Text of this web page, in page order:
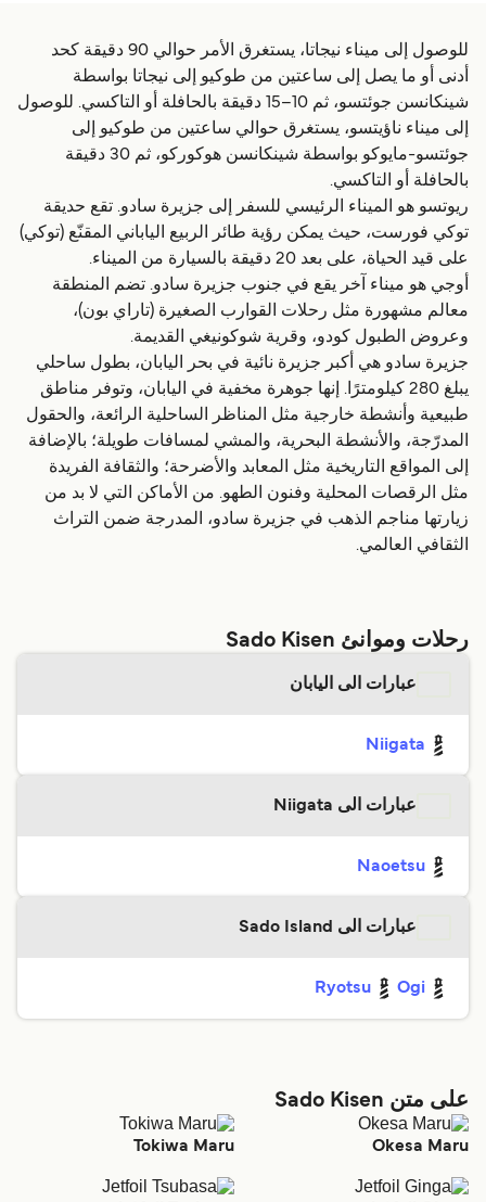
للوصول إلى ميناء نيجاتا، يستغرق الأمر حوالي 90 دقيقة كحد
أدنى أو ما يصل إلى ساعتين من طوكيو إلى نيجاتا بواسطة
شينكانسن جوئتسو، ثم 10–15 دقيقة بالحافلة أو التاكسي. للوصول
إلى ميناء ناؤيتسو، يستغرق حوالي ساعتين من طوكيو إلى
جوئتسو-مايوكو بواسطة شينكانسن هوكوركو، ثم 30 دقيقة
بالحافلة أو التاكسي.
ريوتسو هو الميناء الرئيسي للسفر إلى جزيرة سادو. تقع حديقة
توكي فورست، حيث يمكن رؤية طائر الربيع الياباني المقنّع (توكي)
على قيد الحياة، على بعد 20 دقيقة بالسيارة من الميناء.
أوجي هو ميناء آخر يقع في جنوب جزيرة سادو. تضم المنطقة
معالم مشهورة مثل رحلات القوارب الصغيرة (تاراي بون)،
وعروض الطبول كودو، وقرية شوكونيغي القديمة.
جزيرة سادو هي أكبر جزيرة نائية في بحر اليابان، بطول ساحلي
يبلغ 280 كيلومترًا. إنها جوهرة مخفية في اليابان، وتوفر مناطق
طبيعية وأنشطة خارجية مثل المناظر الساحلية الرائعة، والحقول
المدرّجة، والأنشطة البحرية، والمشي لمسافات طويلة؛ بالإضافة
إلى المواقع التاريخية مثل المعابد والأضرحة؛ والثقافة الفريدة
مثل الرقصات المحلية وفنون الطهو. من الأماكن التي لا بد من
زيارتها مناجم الذهب في جزيرة سادو، المدرجة ضمن التراث
الثقافي العالمي.
رحلات وموانئ Sado Kisen
عبارات الى اليابان
Niigata
عبارات الى Niigata
Naoetsu
عبارات الى Sado Island
Ogi
Ryotsu
على متن Sado Kisen
Okesa Maru
Tokiwa Maru